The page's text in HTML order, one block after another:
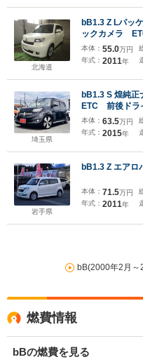
北海道
bB1.3 Z Lパッ
ックカメラ
ーター 前後ド
イヤ付
本体： 55.0万円
年式： 2011年
埼玉県
bB1.3 S 煌純
ETC 前後ドラ
ンタースピー
トローラー
ス LEDテール
本体： 63.5万円
年式： 2015年
岩手県
bB1.3 Z エアロ
本体： 71.5万円
年式： 2011年
bB(2000年2月～
燃費情報
bBの燃費を見る